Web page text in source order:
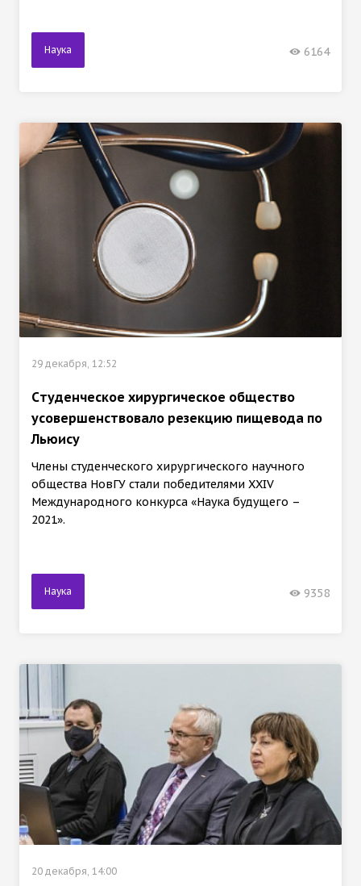
Наука 6164
29 декабря, 12:52
Cтуденческое хирургическое общество
усовершенствовало резекцию пищевода по
Льюису
Члены студенческого хирургического научного
общества НовГУ стали победителями XXIV
Международного конкурса «Наука будущего –
2021».
Наука 9358
20 декабря, 14:00